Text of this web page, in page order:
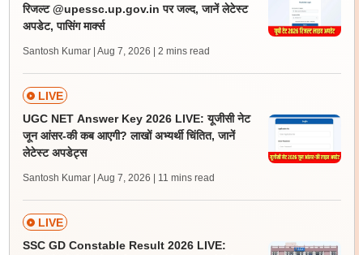
रिजल्ट @upessc.up.gov.in पर जल्द, जानें लेटेस्ट
अपडेट, पासिंग मार्क्स
Santosh Kumar | Aug 7, 2026 | 2 mins read
LIVE
UGC NET Answer Key 2026 LIVE: यूजीसी नेट
जून आंसर-की कब आएगी? लाखों अभ्यर्थी चिंतित, जानें
लेटेस्ट अपडेट्स
Santosh Kumar | Aug 7, 2026 | 11 mins read
LIVE
SSC GD Constable Result 2026 LIVE: